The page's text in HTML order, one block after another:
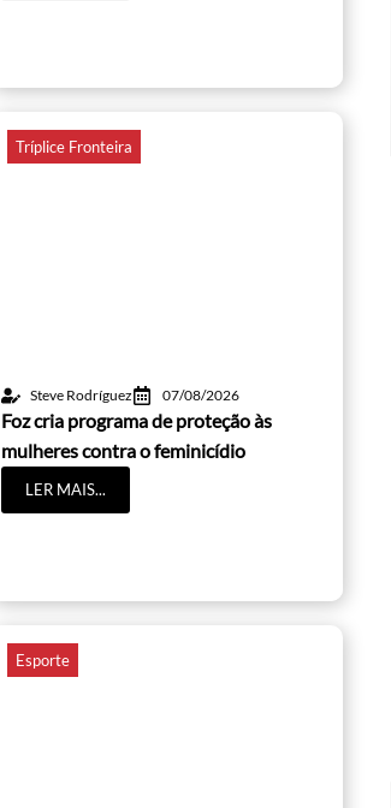
Tríplice Fronteira
Steve Rodríguez 07/08/2026
Foz cria programa de proteção às
mulheres contra o feminicídio
LER MAIS...
Esporte